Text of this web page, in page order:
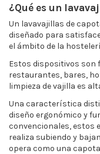
¿Qué es un
Un lavavajillas de
diseñado para
el ámbito de la
Estos dispositivos son
restaurantes, bares,
limpieza de vajilla es
Una característica
diseño ergonómico y
convencionales, estos
realiza subiendo y
opera como una